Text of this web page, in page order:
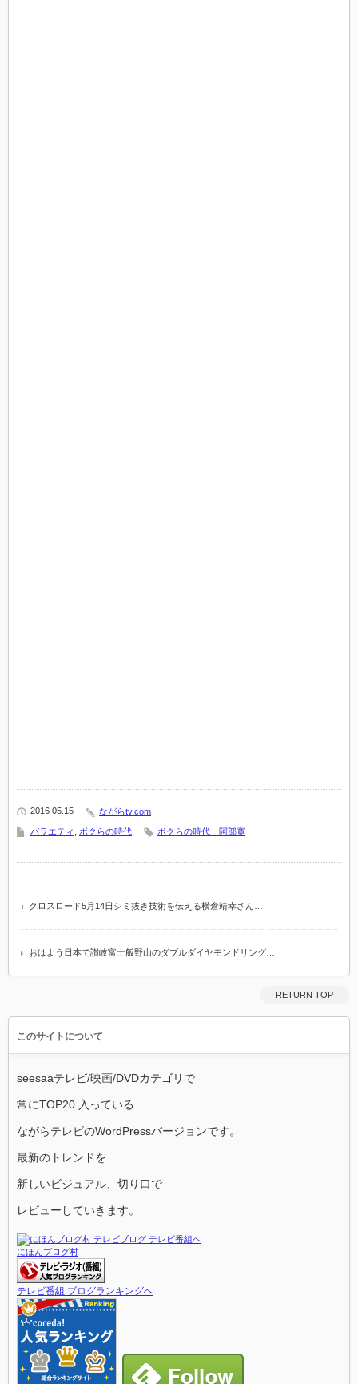
2016 05.15 ながらtv.com
バラエティ ボクらの時代 ボクらの時代 阿部寛
クロスロード5月14日シミ抜き技術を伝える横倉靖幸さん…
おはよう日本で讃岐富士飯野山のダブルダイヤモンドリング…
RETURN TOP
このサイトについて
seesaaテレビ/映画/DVDカテゴリで
常にTOP20 入っている
ながらテレビのWordPressバージョンです。
最新のトレンドを
新しいビジュアル、切り口で
レビューしていきます。
にほんブログ村
テレビ番組 ブログランキングへ